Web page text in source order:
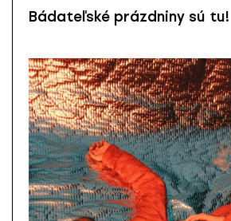
Bádateľské prázdniny sú tu!